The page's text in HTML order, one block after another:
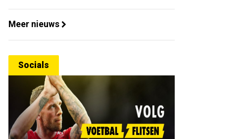
Meer nieuws
Socials